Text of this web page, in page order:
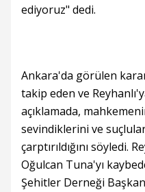
ediyoruz" dedi.
Ankara'da görülen
takip eden ve
açıklamada,
sevindiklerini ve
çarptırıldığını söyledi.
Oğulcan Tuna'yı
Şehitler Derneği